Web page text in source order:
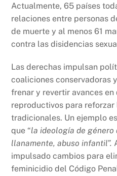
Actualmente, 65 países
relaciones entre personas
de muerte y al menos 61
contra las disidencias
Las derechas impulsan
coaliciones conservadoras
frenar y revertir avances en
reproductivos para
tradicionales. Un ejemplo
que “la ideología de género
llanamente, abuso infantil”.
impulsado cambios para
feminicidio del Código